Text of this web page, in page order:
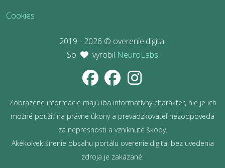
Cookies
2019 - 2026 © overenie.digital
So
vyrobil NeuroLabs
Zobrazené informácie majú iba informatívny charakter, nie je ich
možné použiť na právne úkony a prevádzkovateľ nezodpovedá
za nepresnosti a vzniknuté škody.
Akékoľvek šírenie obsahu portálu overenie.digital bez uvedenia
zdroja je zakázané.